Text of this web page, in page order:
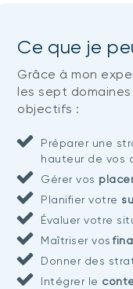
Ce que je
Grâce à mon
les sept
objectifs :
Préparer une
hauteur de vos
Gérer vos
Planifier votre
Évaluer votre
Maîtriser vos
Donner des
Intégrer le